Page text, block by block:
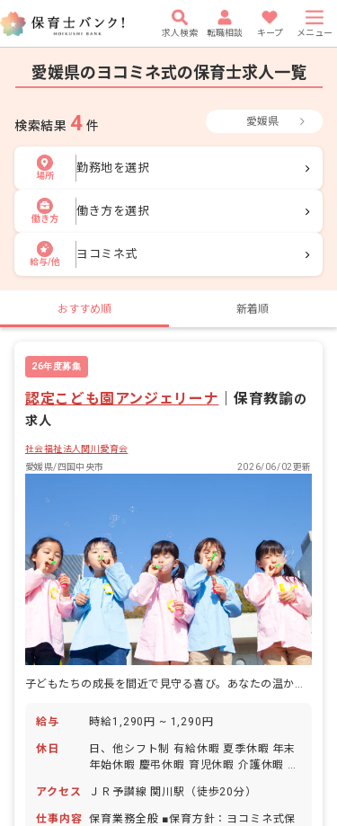
求人検索 転職相談 キープ メニュー
愛媛県のヨコミネ式の保育士求人一覧
検索結果 4 件 愛媛県
場所
勤務地を選択
働き方
働き方を選択
給与/他
ヨコミネ式
おすすめ順 新着順
26年度募集
認定こども園アンジェリーナ 保育教諭の
求人
社会福祉法人関川愛育会
愛媛県/四国中央市
2026/06/02更新
子どもたちの成長を間近で見守る喜び。あなたの温かい心で、未来を育みませんか？
給与 時給1,290円 ~ 1,290円
休日
日、他シフト制 有給休暇 夏季休暇 年末
年始休暇 慶弔休暇 育児休暇 介護休暇 誕
アクセス
ＪＲ予讃線 関川駅（徒歩20分）
仕事内容 保育業務全般 ■保育方針：ヨコミネ式保